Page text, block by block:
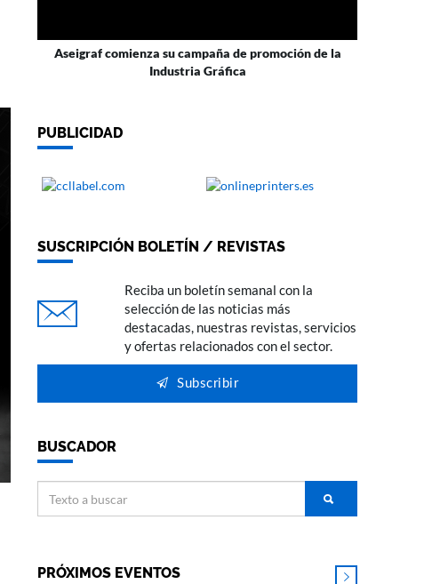
Aseigraf comienza su campaña de promoción de la
Industria Gráfica
PUBLICIDAD
SUSCRIPCIÓN BOLETÍN / REVISTAS
Reciba un boletín semanal con la
selección de las noticias más
destacadas, nuestras revistas, servicios
y ofertas relacionados con el sector.
Subscribir
BUSCADOR
PRÓXIMOS EVENTOS